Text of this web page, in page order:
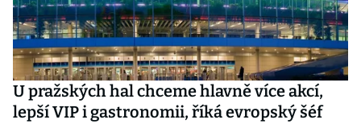
U pražských hal chceme hlavně více akcí,
lepší VIP i gastronomii, říká evropský šéf